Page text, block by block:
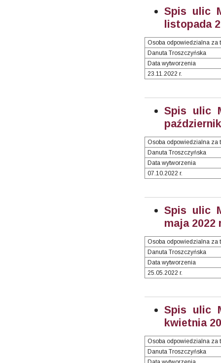
Spis ulic
listopada
Osoba odpowiedzialna za
Danuta Troszczyńska
Data wytworzenia
23.11.2022 r.
Spis ulic
Osoba odpowiedzialna za
Danuta Troszczyńska
Data wytworzenia
07.10.2022 r.
Spis ulic
maja 2022
Osoba odpowiedzialna za
Danuta Troszczyńska
Data wytworzenia
25.05.2022 r.
Spis ulic
kwietnia
Osoba odpowiedzialna za
Danuta Troszczyńska